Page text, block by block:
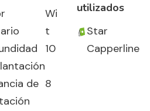
Wi
t
10
de 8
utilizados
Star
Capperline